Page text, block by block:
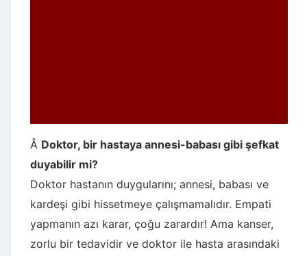
Â Doktor, bir hastaya annesi-babası gibi şefkat
duyabilir mi?
Doktor hastanın duygularını; annesi, babası ve
kardeşi gibi hissetmeye çalışmamalıdır. Empati
yapmanın azı karar, çoğu zarardır! Ama kanser,
zorlu bir tedavidir ve doktor ile hasta arasındaki